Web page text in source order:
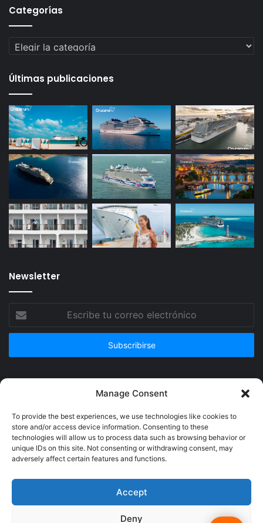
Manage Consent
To provide the best experiences, we use technologies like cookies to
store and/or access device information. Consenting to these
technologies will allow us to process data such as browsing behavior or
unique IDs on this site. Not consenting or withdrawing consent, may
adversely affect certain features and functions.
Accept
Deny
Categorías
Categorías
Últimas publicaciones
Newsletter
correo
© Copyright 2026, Todos los derechos reservados @Crucerum |